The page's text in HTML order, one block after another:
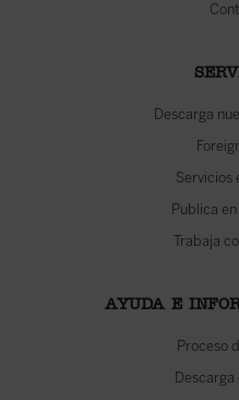
Descarga
Servicios
Publica
Trabaja
AYUDA E
Proceso